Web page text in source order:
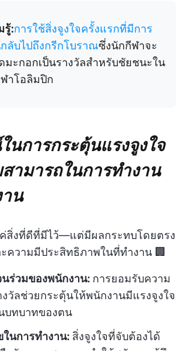
รู้:การใช้สิ่งจูงใจครั้งแรกที่มีการ
ลับไปถึงกรีกโบราณซึ่งนักกีฬาจะ
มะกอกเป็นรางวัลสำหรับชัยชนะใน
าโอลิมปิก
นการกระตุ้นแรงจูงใจ
ามารถในการทำงาน
น
ค่สิ่งที่ดีที่มีไว้—แต่มีผลกระทบโดยตรง
ความมีประสิทธิภาพในที่ทำงาน 🏢
นร่วมของพนักงาน: การยอมรับความ
วัลช่วยกระตุ้นให้พนักงานมีแรงจูงใจ
บทบาทของตน
นการทำงาน: สิ่งจูงใจที่จับต้องได้